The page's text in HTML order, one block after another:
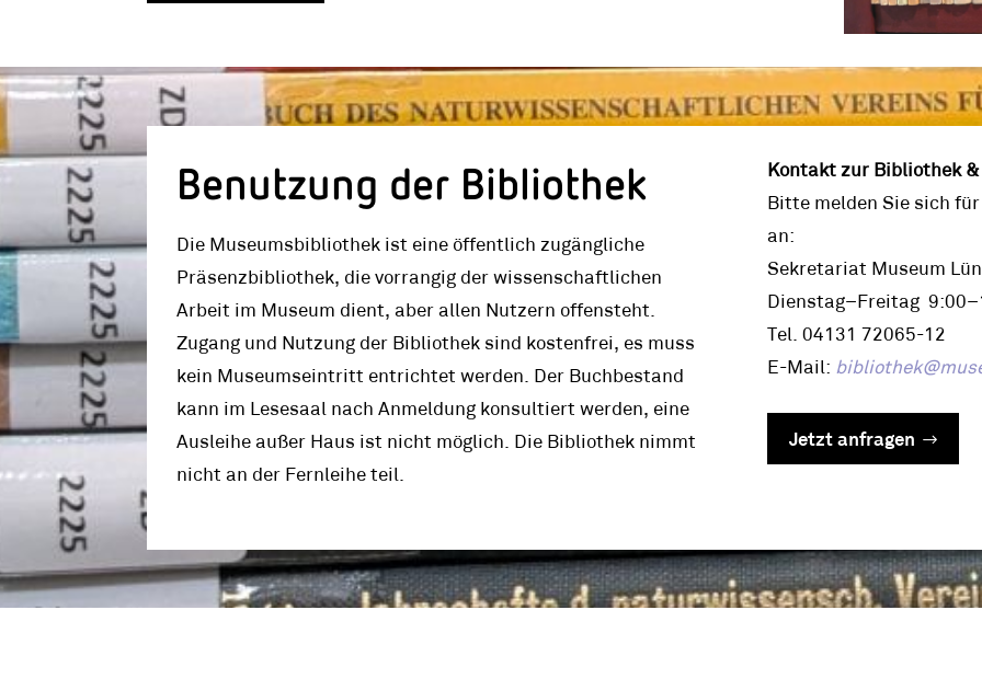
Benutzung der Bibliothek
Die Museumsbibliothek ist eine öffentlich zugängliche
Präsenzbibliothek, die vorrangig der wissenschaftlichen
Arbeit im Museum dient, aber allen Nutzern offensteht.
Zugang und Nutzung der Bibliothek sind kostenfrei, es muss
kein Museumseintritt entrichtet werden. Der Buchbestand
kann im Lesesaal nach Anmeldung konsultiert werden, eine
Ausleihe außer Haus ist nicht möglich. Die Bibliothek nimmt
nicht an der Fernleihe teil.
Kontakt zur Bibliothek
Bitte melden Sie sich
an:
Sekretariat Museum
Dienstag–Freitag
Tel. 04131 72065-12
E-Mail:
Jetzt anfragen